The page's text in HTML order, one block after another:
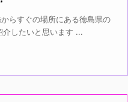
らすぐの場所にある徳島県の
介したいと思います ...